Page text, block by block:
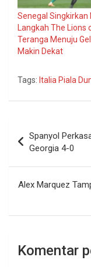
Senegal Singkirkan
Langkah The Lions
Teranga Menuju
Makin Dekat
Tags: Italia Piala
pos
Spanyol
Georgia 4-0
Alex Marquez
Komentar